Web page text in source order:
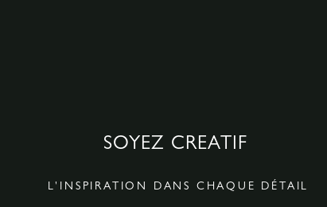
SOYEZ CREATIF
L'INSPIRATION DANS CHAQUE DÉTAIL